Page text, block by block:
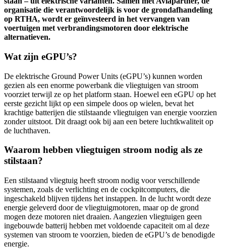
organisatie die verantwoordelijk is voor de grondafhandeling
op RTHA, wordt er geïnvesteerd in het vervangen van
voertuigen met verbrandingsmotoren door elektrische
alternatieven.
Wat zijn eGPU’s?
De elektrische Ground Power Units (eGPU’s) kunnen worden
gezien als een enorme powerbank die vliegtuigen van stroom
voorziet terwijl ze op het platform staan. Hoewel een eGPU op het
eerste gezicht lijkt op een simpele doos op wielen, bevat het
krachtige batterijen die stilstaande vliegtuigen van energie voorzien
zonder uitstoot. Dit draagt ook bij aan een betere luchtkwaliteit op
de luchthaven.
Waarom hebben vliegtuigen stroom nodig als ze
stilstaan?
Een stilstaand vliegtuig heeft stroom nodig voor verschillende
systemen, zoals de verlichting en de cockpitcomputers, die
ingeschakeld blijven tijdens het instappen. In de lucht wordt deze
energie geleverd door de vliegtuigmotoren, maar op de grond
mogen deze motoren niet draaien. Aangezien vliegtuigen geen
ingebouwde batterij hebben met voldoende capaciteit om al deze
systemen van stroom te voorzien, bieden de eGPU’s de benodigde
energie.